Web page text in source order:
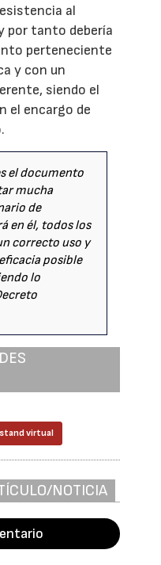
al
por tanto debería
perteneciente
y con un
siendo el
el encargo de
el documento
mucha
de
en él, todos los
correcto uso y
posible
lo
stand virtual
NOTICIA